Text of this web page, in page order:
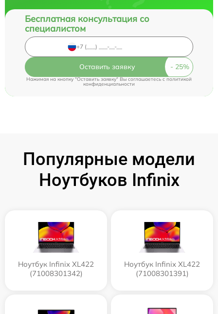
Бесплатная консультация со
специалистом
Оставить заявку
Нажимая на кнопку "Оставить заявку" Вы соглашаетесь cполитикой
конфиденциальности
Популярные модели
Ноутбуков Infinix
Ноутбук Infinix XL422
(71008301342)
Ноутбук Infinix XL422
(71008301391)